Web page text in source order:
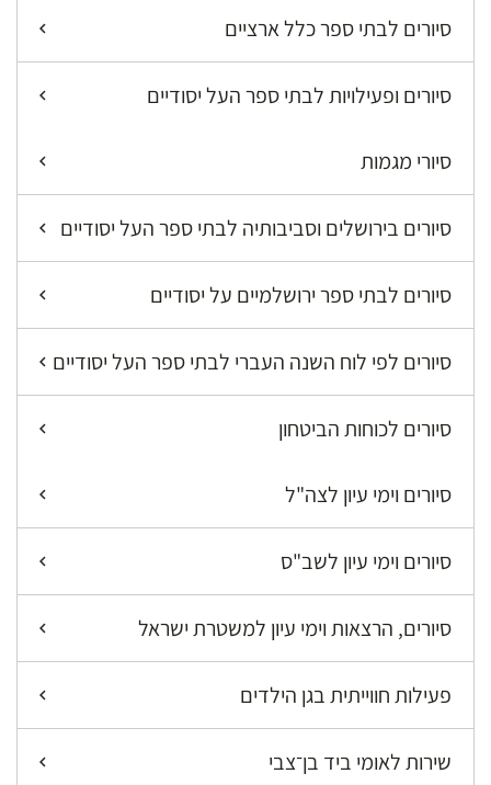
סיורים לבתי ספר כלל ארציים
סיורים ופעילויות לבתי ספר העל יסודיים
סיורי מגמות
סיורים בירושלים וסביבותיה לבתי ספר העל יסודיים
סיורים לבתי ספר ירושלמיים על יסודיים
סיורים לפי לוח השנה העברי לבתי ספר העל יסודיים
סיורים לכוחות הביטחון
סיורים וימי עיון לצה"ל
סיורים וימי עיון לשב"ס
סיורים, הרצאות וימי עיון למשטרת ישראל
פעילות חווייתית בגן הילדים
שירות לאומי ביד בן־צבי